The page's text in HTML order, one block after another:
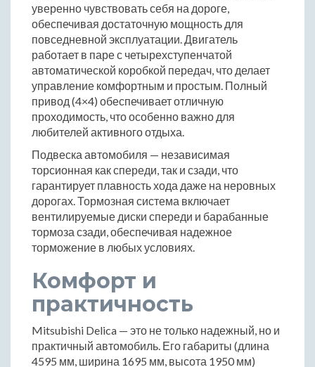
уверенно чувствовать себя на дороге,
обеспечивая достаточную мощность для
повседневной эксплуатации. Двигатель
работает в паре с четырехступенчатой
автоматической коробкой передач, что делает
управление комфортным и простым. Полный
привод (4×4) обеспечивает отличную
проходимость, что особенно важно для
любителей активного отдыха.
Подвеска автомобиля — независимая
торсионная как спереди, так и сзади, что
гарантирует плавность хода даже на неровных
дорогах. Тормозная система включает
вентилируемые диски спереди и барабанные
тормоза сзади, обеспечивая надежное
торможение в любых условиях.
Комфорт и
практичность
Mitsubishi Delica — это не только надежный, но и
практичный автомобиль. Его габариты (длина
4595 мм, ширина 1695 мм, высота 1950 мм)